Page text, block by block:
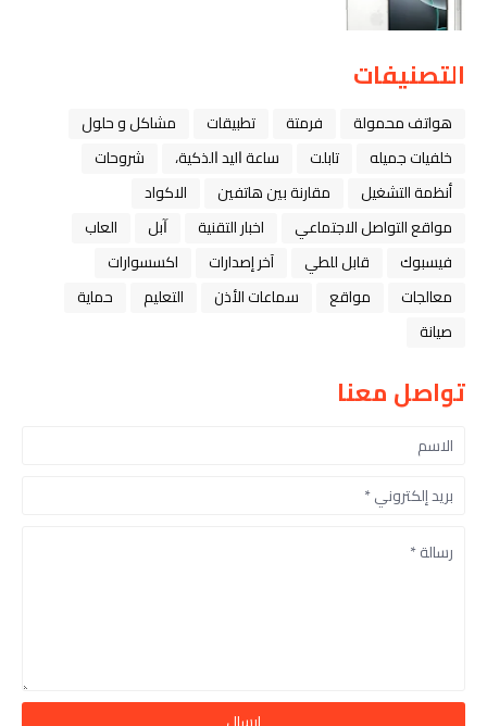
التصنيفات
هواتف محمولة فرمتة تطبيقات
مشاكل و حلول
خلفيات جميله
تابلت ﺳﺎﻋﺔ ﺍﻟﻴﺪ ﺍﻟﺬﻛﻴﺔ،
شروحات
أنظمة التشغيل
مقارنة بين هاتفين
الاكواد
مواقع التواصل الاجتماعي
اخبار التقنية ﺁﺑﻞ
العاب
فيسبوك
قابل للطي آخر إصدارات
اكسسوارات
معالجات
مواقع سماعات الأذن التعليم
حماية
صيانة
تواصل معنا